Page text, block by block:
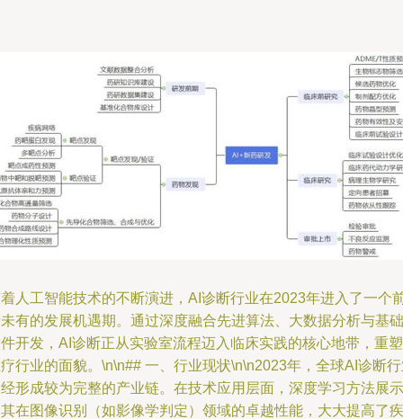
人工智能技术的不断演进，AI诊断行业在2023年进入了一个
有的发展机遇期。通过深度融合先进算法、大数据分析与基础
开发，AI诊断正从实验室流程迈入临床实践的核心地带，重塑
行业的面貌。\n\n## 一、行业现状\n\n2023年，全球AI诊断
形成较为完整的产业链。在技术应用层面，深度学习方法展示
在图像识别（如影像学判定）领域的卓越性能，大大提高了疾